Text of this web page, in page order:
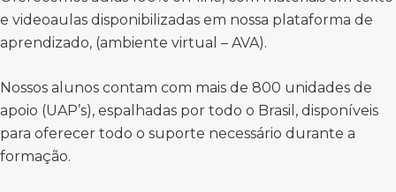
e videoaulas disponibilizadas em nossa plataforma de
aprendizado, (ambiente virtual – AVA).
Nossos alunos contam com mais de 800 unidades de
apoio (UAP’s), espalhadas por todo o Brasil, disponíveis
para oferecer todo o suporte necessário durante a
formação.